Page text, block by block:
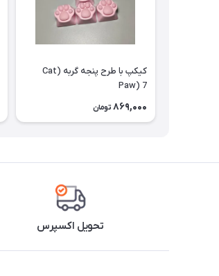
کیکپ با طرح پنجه گربه (Cat
Paw) 7
869,000 تومان
تحویل اکسپرس